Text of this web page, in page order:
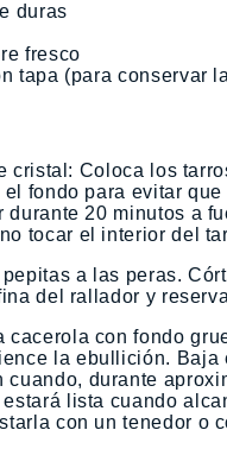
duras
fresco
tapa (para conservar
cristal: Coloca los
fondo para evitar
20 minutos a
tocar el interior del
a las peras.
del rallador y
cacerola con fondo
la ebullición.
cuando, durante
lista cuando
con un tenedor o